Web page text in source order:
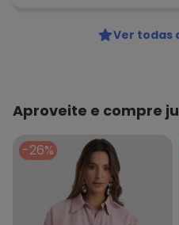
Ver todas
Aproveite e compre
-26%